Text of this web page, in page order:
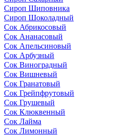
Сироп Шиповника
Сироп Шоколадный
Сок Абрикосовый
Сок Ананасовый
Сок Апельсиновый
Сок Арбузный
Сок Виноградный
Сок Вишневый
Сок Гранатовый
Сок Грейпфрутовый
Сок Грушевый
Сок Клюквенный
Сок Лайма
Сок Лимонный